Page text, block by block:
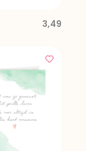
3,49